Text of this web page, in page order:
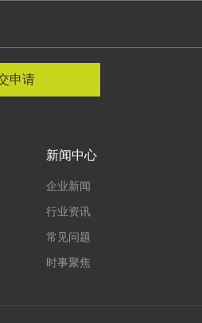
申请
新闻中心
企业新闻
行业资讯
常见问题
时事聚焦